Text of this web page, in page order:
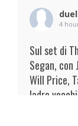
4
Sul set di
Segan, con
Will Price,
ladro